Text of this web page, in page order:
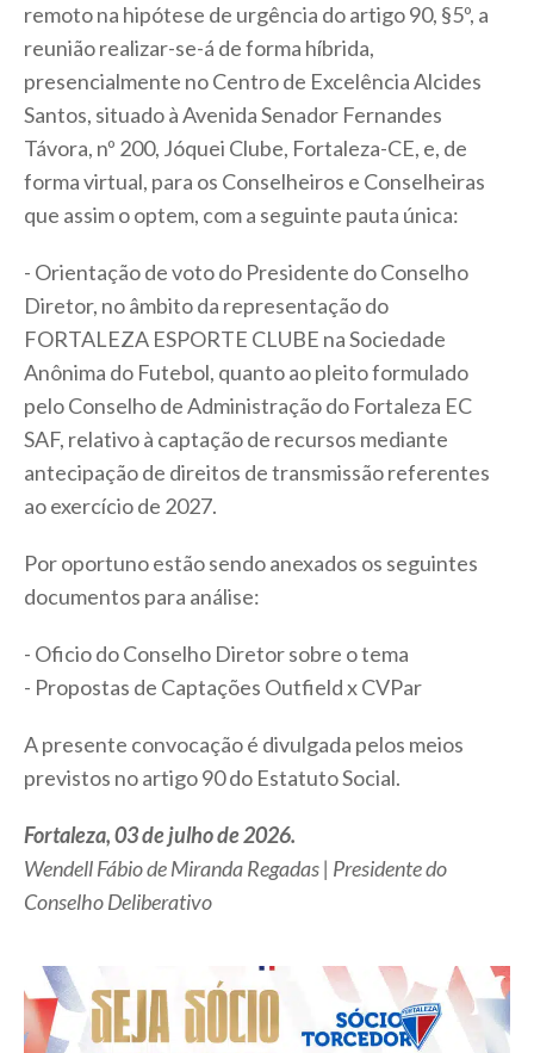
remoto na hipótese de urgência do artigo 90, §5º, a
reunião realizar-se-á de forma híbrida,
presencialmente no Centro de Excelência Alcides
Santos, situado à Avenida Senador Fernandes
Távora, nº 200, Jóquei Clube, Fortaleza-CE, e, de
forma virtual, para os Conselheiros e Conselheiras
que assim o optem, com a seguinte pauta única:
- Orientação de voto do Presidente do Conselho
Diretor, no âmbito da representação do
FORTALEZA ESPORTE CLUBE na Sociedade
Anônima do Futebol, quanto ao pleito formulado
pelo Conselho de Administração do Fortaleza EC
SAF, relativo à captação de recursos mediante
antecipação de direitos de transmissão referentes
ao exercício de 2027.
Por oportuno estão sendo anexados os seguintes
documentos para análise:
- Oficio do Conselho Diretor sobre o tema
- Propostas de Captações Outfield x CVPar
A presente convocação é divulgada pelos meios
previstos no artigo 90 do Estatuto Social.
Fortaleza, 03 de julho de 2026.
Wendell Fábio de Miranda Regadas | Presidente do
Conselho Deliberativo